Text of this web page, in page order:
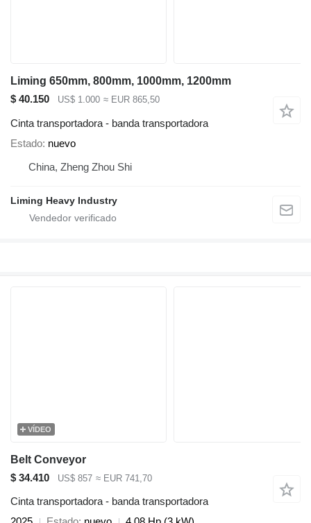
Liming 650mm, 800mm, 1000mm, 1200mm
$ 40.150
US$ 1.000 ≈ EUR 865,50
Cinta transportadora - banda transportadora
Estado nuevo
China, Zheng Zhou Shi
Liming Heavy Industry
VÍDEO
Belt Conveyor
$ 34.410
US$ 857 ≈ EUR 741,70
Cinta transportadora - banda transportadora